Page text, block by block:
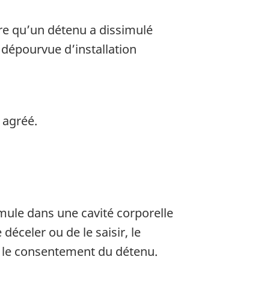
qu’un détenu a dissimulé
d’installation
dans une cavité corporelle
ou de le saisir, le
consentement du détenu.